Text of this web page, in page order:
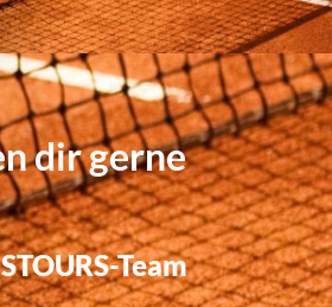
dir gerne
Team